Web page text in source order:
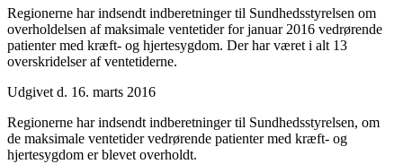
Regionerne har indsendt indberetninger til Sundhedsstyrelsen om
overholdelsen af maksimale ventetider for januar 2016 vedrørende
patienter med kræft- og hjertesygdom. Der har været i alt 13
overskridelser af ventetiderne.
Udgivet d. 16. marts 2016
Regionerne har indsendt indberetninger til Sundhedsstyrelsen, om
de maksimale ventetider vedrørende patienter med kræft- og
hjertesygdom er blevet overholdt.